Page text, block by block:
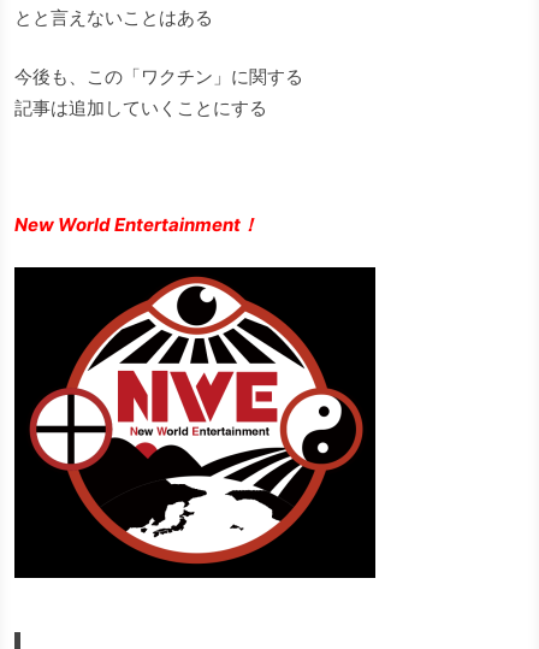
とと言えないことはある
今後も、この「ワクチン」に関する
記事は追加していくことにする
New World Entertainment！